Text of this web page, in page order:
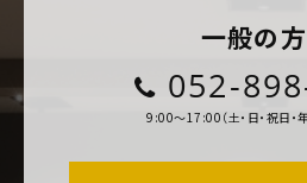
一般の
052-
9:00～17:00（土・日・祝日・